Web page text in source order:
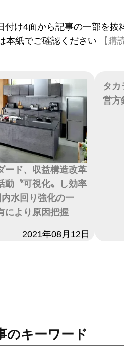
付け4面から記事の一部を抜
本紙でご確認ください
【購
ード、収益構造改革
動〝可視化〟し効率
水回り強化の一
により原因把握
2021年08月12日
タカ
営方
のキーワード